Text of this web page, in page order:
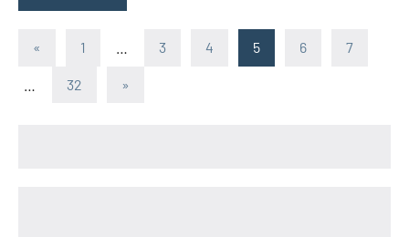
Seitennummerierung
«
Vorherige
1 3 4 5 6 7
32
Nächste
»